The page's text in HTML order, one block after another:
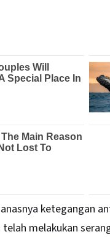
ketegangan
melakukan